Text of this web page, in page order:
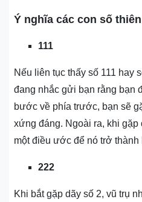
Ý nghĩa các con số
111
Nếu liên tục thấy số 111 hay
đang nhắc gửi bạn rằng bạn
bước về phía trước, bạn sẽ
xứng đáng. Ngoài ra, khi
một điều ước để nó trở thành
222
Khi bắt gặp dãy số 2, vũ trụ